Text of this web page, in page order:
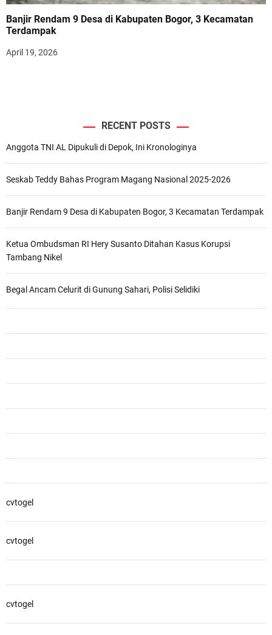
Banjir Rendam 9 Desa di Kabupaten Bogor, 3 Kecamatan
Terdampak
April 19, 2026
RECENT POSTS
Anggota TNI AL Dipukuli di Depok, Ini Kronologinya
Seskab Teddy Bahas Program Magang Nasional 2025-2026
Banjir Rendam 9 Desa di Kabupaten Bogor, 3 Kecamatan Terdampak
Ketua Ombudsman RI Hery Susanto Ditahan Kasus Korupsi
Tambang Nikel
Begal Ancam Celurit di Gunung Sahari, Polisi Selidiki
cvtogel
cvtogel
cvtogel